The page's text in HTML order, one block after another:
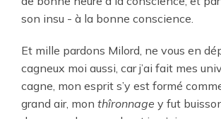
son insu - à la bonne conscience.
Et mille pardons Milord, ne vous en
cagneux moi aussi, car j’ai fait mes
cagne, mon esprit s’y est formé
grand air, mon thîronnage y fut